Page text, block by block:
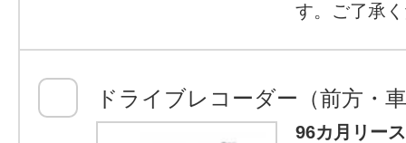
す。ご了承
ドライブレコーダー（前方・
96カ月リー